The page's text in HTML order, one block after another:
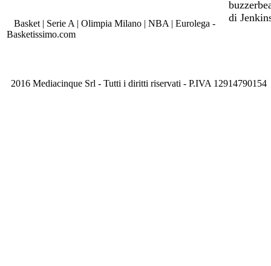
Basket | Serie A | Olimpia Milano | NBA | Eurolega -
Basketissimo.com
2016 Mediacinque Srl - Tutti i diritti riservati - P.IVA 12914790154